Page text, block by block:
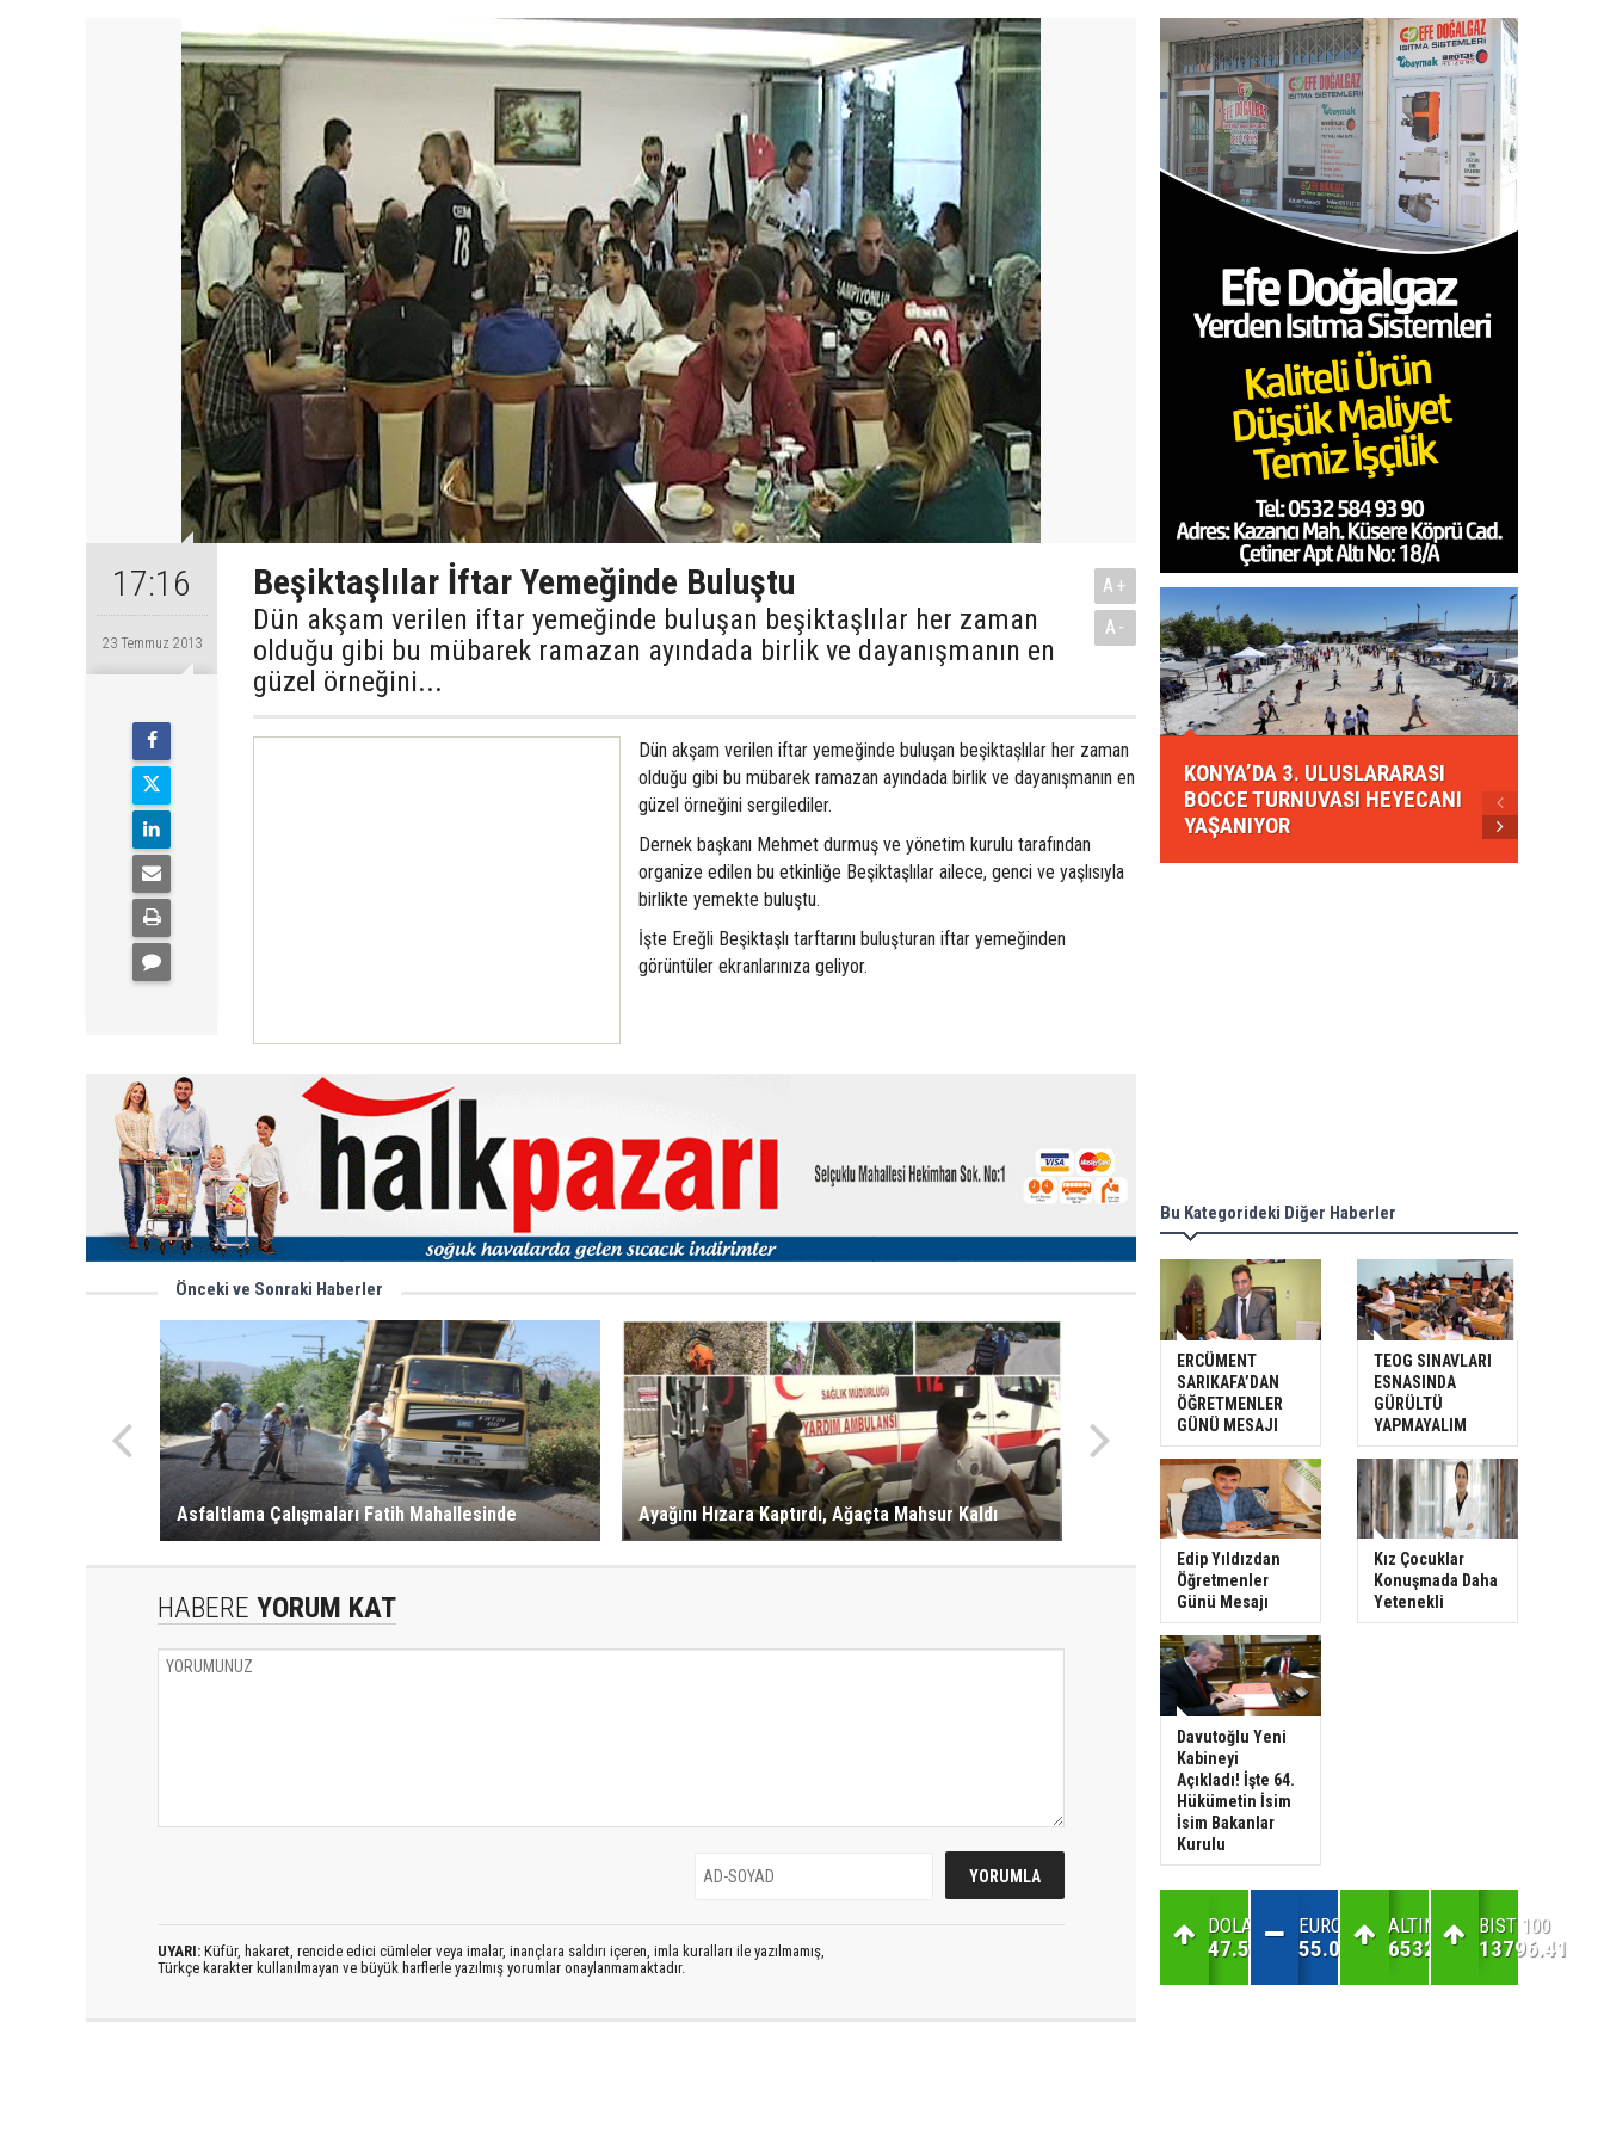
17:16
23 Temmuz 2013
Beşiktaşlılar İftar Yemeğinde Buluştu
Dün akşam verilen iftar yemeğinde buluşan beşiktaşlılar her zaman
olduğu gibi bu mübarek ramazan ayındada birlik ve dayanışmanın en
güzel örneğini...
A+
A-
Dün akşam verilen iftar yemeğinde buluşan beşiktaşlılar her zaman
olduğu gibi bu mübarek ramazan ayındada birlik ve dayanışmanın en
güzel örneğini sergilediler.
Dernek başkanı Mehmet durmuş ve yönetim kurulu tarafından
organize edilen bu etkinliğe Beşiktaşlılar ailece, genci ve yaşlısıyla
birlikte yemekte buluştu.
İşte Ereğli Beşiktaşlı tarftarını buluşturan iftar yemeğinden
görüntüler ekranlarınıza geliyor.
Önceki ve Sonraki Haberler
Asfaltlama Çalışmaları Fatih Mahallesinde Ayağını Hızara Kaptırdı, Ağaçta Mahsur Kaldı
HABERE YORUM KAT
UYARI: Küfür, hakaret, rencide edici cümleler veya imalar, inançlara saldırı içeren, imla kuralları ile yazılmamış,
Türkçe karakter kullanılmayan ve büyük harflerle yazılmış yorumlar onaylanmamaktadır.
KONYA’DA 3. ULUSLARARASI
BOCCE TURNUVASI HEYECANI
YAŞANIYOR
Bu Kategorideki Diğer Haberler
ERCÜMENT
SARIKAFA’DAN
ÖĞRETMENLER
GÜNÜ MESAJI
TEOG SINAVLARI
ESNASINDA
GÜRÜLTÜ
YAPMAYALIM
Edip Yıldızdan
Öğretmenler
Günü Mesajı
Kız Çocuklar
Konuşmada Daha
Yetenekli
Davutoğlu Yeni
Kabineyi
Açıkladı! İşte 64.
Hükümetin İsim
İsim Bakanlar
Kurulu
DOLAR
47.59
EURO
55.03
ALTIN
6532.16
BIST 100
13796.41